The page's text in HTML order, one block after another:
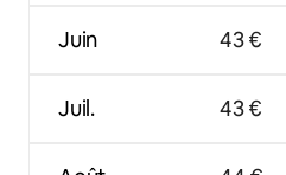
Juin
Juil.
43 €
43 €